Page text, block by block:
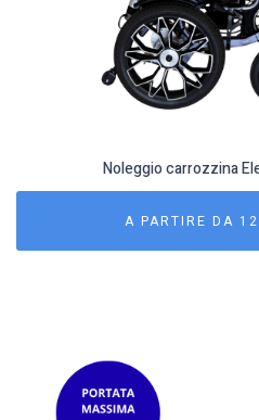
Noleggio carrozzina
A PARTIRE DA